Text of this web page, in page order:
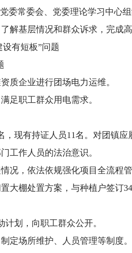
委常委会、党委理论学习中心
解基层情况和群众诉求，完成
有短板”问题
质企业进行团场电力运维。
足职工群众用电需求。
现有持证人员11名。对团镇应
工作人员的法治意识。
况，依法依规强化项目全流程管
大棚处置方案，与种植户签订
划，向职工群众公开。
定场所维护、人员管理等制度。